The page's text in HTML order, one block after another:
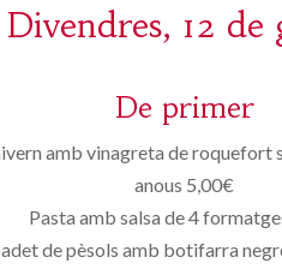
Divendres, 12 de
De primer
amb vinagreta de roquefort
anous 5,00€
Pasta amb salsa de 4
de pèsols amb botifarra